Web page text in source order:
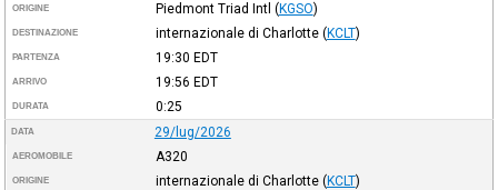
ORIGINE Piedmont Triad Intl (KGSO)
DESTINAZIONE internazionale di Charlotte (KCLT)
PARTENZA 19:30 EDT
ARRIVO 19:56 EDT
DURATA 0:25
DATA 29/lug/2026
AEROMOBILE A320
ORIGINE internazionale di Charlotte (KCLT)